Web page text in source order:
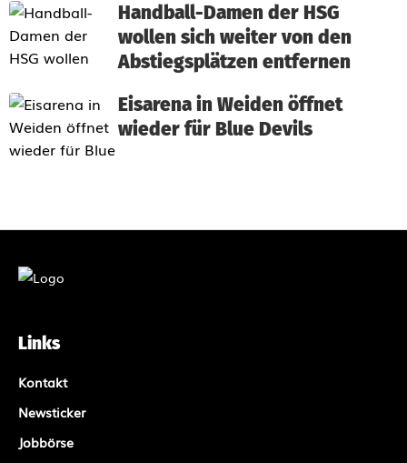
Handball-Damen der HSG
wollen sich weiter von den
Abstiegsplätzen entfernen
Eisarena in Weiden öffnet
wieder für Blue Devils
Links
Kontakt
Newsticker
Jobbörse